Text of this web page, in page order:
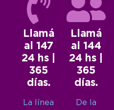
Llamá
al 147
24 hs |
365
días.
La línea
Llamá
al 144
24 hs |
365
días.
De la